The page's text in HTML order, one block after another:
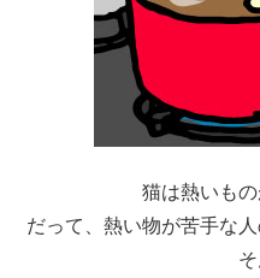
猫は熱いも
だって、熱い物が苦手な